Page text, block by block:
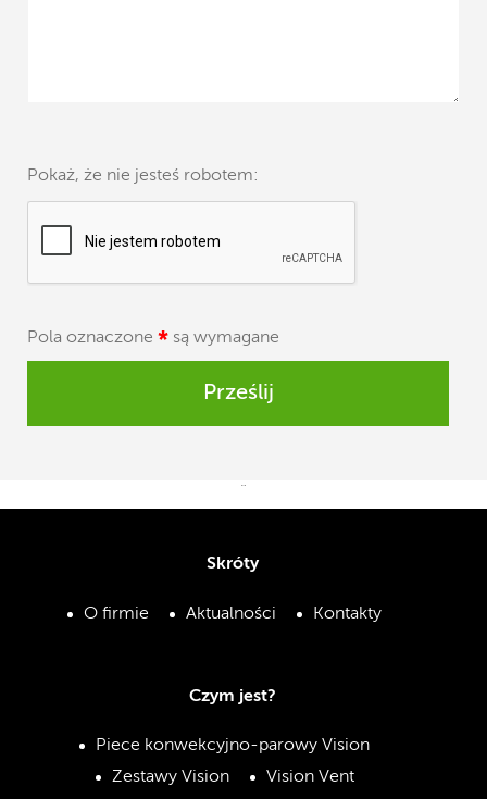
Pokaż, że nie jesteś robotem:
Pola oznaczone * są wymagane
Prześlij
Skróty
O firmie Aktualności Kontakty
Czym jest?
Piece konwekcyjno-parowy Vision
Zestawy Vision
Vision Vent